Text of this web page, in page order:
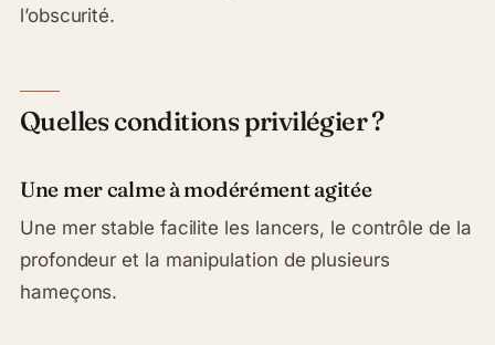
l’obscurité.
Quelles conditions privilégier ?
Une mer calme à modérément agitée
Une mer stable facilite les lancers, le contrôle de la
profondeur et la manipulation de plusieurs
hameçons.